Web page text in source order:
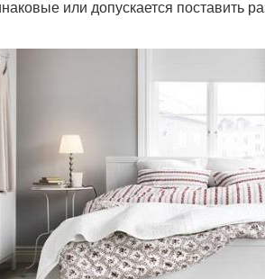
или допускается поставить